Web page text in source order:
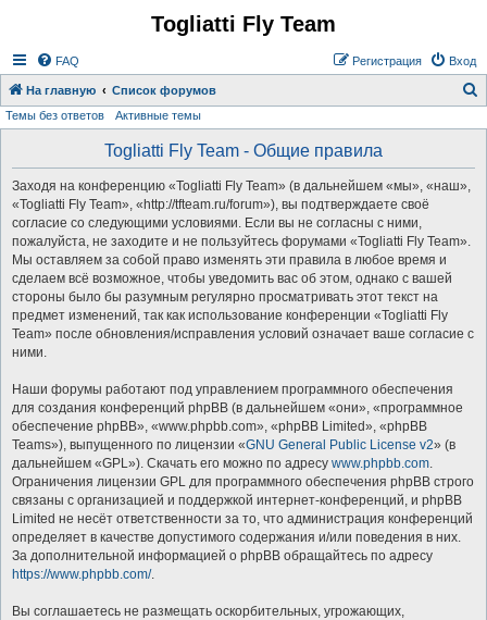
Togliatti Fly Team
FAQ Вход
Регистрация
На главную Список форумов
Темы без ответов Активные темы
Togliatti Fly Team - Общие правила
Заходя на конференцию «Togliatti Fly Team» (в дальнейшем «мы», «наш»,
«Togliatti Fly Team», «http://tfteam.ru/forum»), вы подтверждаете своё
согласие со следующими условиями. Если вы не согласны с ними,
пожалуйста, не заходите и не пользуйтесь форумами «Togliatti Fly Team».
Мы оставляем за собой право изменять эти правила в любое время и
сделаем всё возможное, чтобы уведомить вас об этом, однако с вашей
стороны было бы разумным регулярно просматривать этот текст на
предмет изменений, так как использование конференции «Togliatti Fly
Team» после обновления/исправления условий означает ваше согласие с
ними.
Наши форумы работают под управлением программного обеспечения
для создания конференций phpBB (в дальнейшем «они», «программное
обеспечение phpBB», «www.phpbb.com», «phpBB Limited», «phpBB
Teams»), выпущенного по лицензии «GNU General Public License v2» (в
дальнейшем «GPL»). Скачать его можно по адресу www.phpbb.com.
Ограничения лицензии GPL для программного обеспечения phpBB строго
связаны с организацией и поддержкой интернет-конференций, и phpBB
Limited не несёт ответственности за то, что администрация конференций
определяет в качестве допустимого содержания и/или поведения в них.
За дополнительной информацией о phpBB обращайтесь по адресу
https://www.phpbb.com/.
Вы соглашаетесь не размещать оскорбительных, угрожающих,